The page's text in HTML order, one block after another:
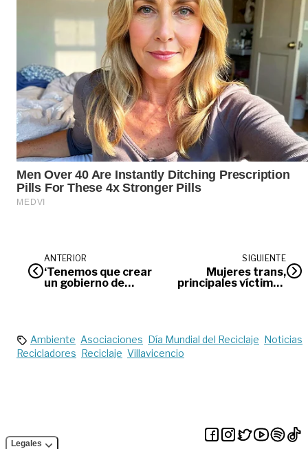
ANTERIOR
‘Tenemos que crear
un gobierno de
SIGUIENTE
Mujeres trans,
principales víctimas
Ambiente Asociaciones Día Mundial del Reciclaje Noticias
Recicladores Reciclaje Villavicencio
Legales